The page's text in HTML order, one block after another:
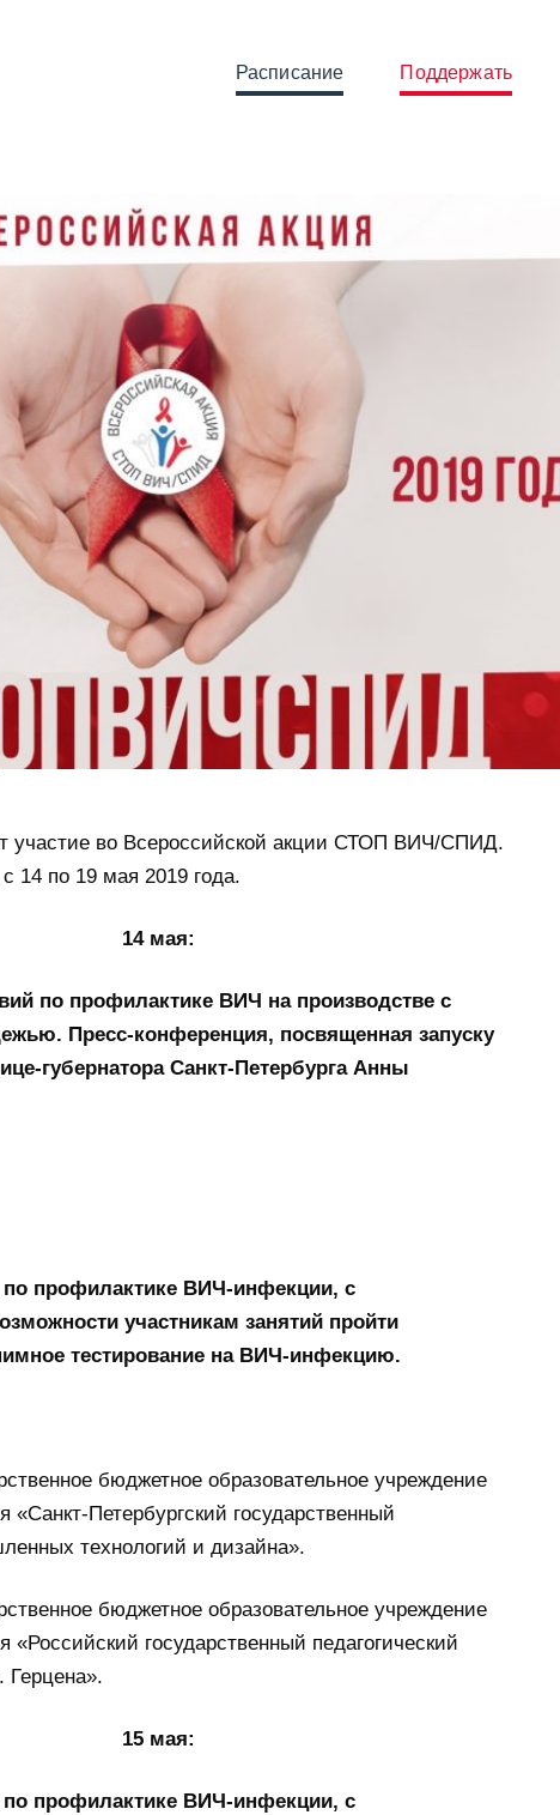
Расписание Поддержать
участие во Всероссийской акции СТОП ВИЧ/СПИД.
14 по 19 мая 2019 года.
14 мая:
по профилактике ВИЧ на производстве с
Пресс-конференция, посвященная запуску
губернатора Санкт-Петербурга Анны
по профилактике ВИЧ-инфекции, с
участникам занятий пройти
тестирование на ВИЧ-инфекцию.
бюджетное образовательное учреждение
«Санкт-Петербургский государственный
технологий и дизайна».
бюджетное образовательное учреждение
«Российский государственный педагогический
Герцена».
15 мая:
по профилактике ВИЧ-инфекции, с